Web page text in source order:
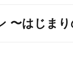
〜はじま